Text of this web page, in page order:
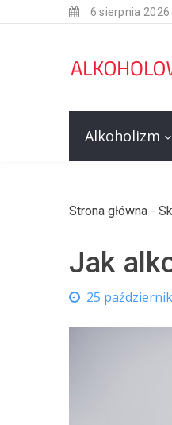
6 sierpnia 2026
Alkoholizm
Strona główna -
Jak
25